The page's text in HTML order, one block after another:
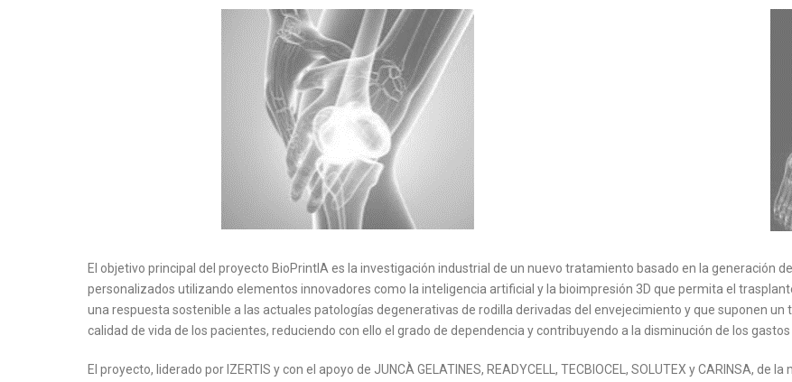
El objetivo principal del proyecto BioPrintIA es la investigación industrial de un nuevo tratamiento basado en la generación
personalizados utilizando elementos innovadores como la inteligencia artificial y la bioimpresión 3D que permita el
una respuesta sostenible a las actuales patologías degenerativas de rodilla derivadas del envejecimiento y que suponen
calidad de vida de los pacientes, reduciendo con ello el grado de dependencia y contribuyendo a la disminución de los
El proyecto, liderado por IZERTIS y con el apoyo de JUNCÀ GELATINES, READYCELL, TECBIOCEL, SOLUTEX y CARINSA, de